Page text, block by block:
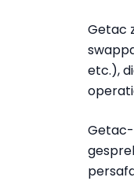
Getac
etc.),